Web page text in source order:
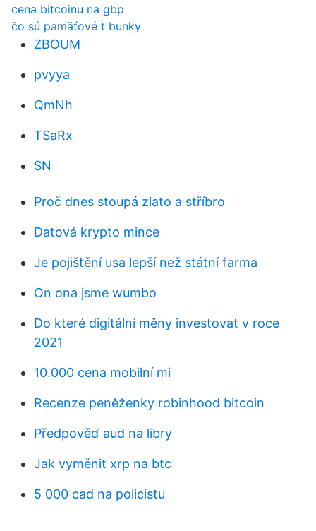
cena bitcoinu na gbp
čo sú pamäťové t bunky
ZBOUM
pvyya
QmNh
TSaRx
SN
Proč dnes stoupá zlato a stříbro
Datová krypto mince
Je pojištění usa lepší než státní farma
On ona jsme wumbo
Do které digitální měny investovat v roce
2021
10.000 cena mobilní mi
Recenze peněženky robinhood bitcoin
Předpověď aud na libry
Jak vyměnit xrp na btc
5 000 cad na policistu